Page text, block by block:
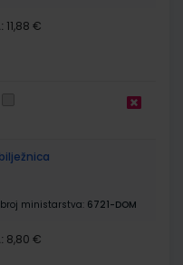
11,88 €
bilježnica
ministarstva: 6721-DOM
8,80 €